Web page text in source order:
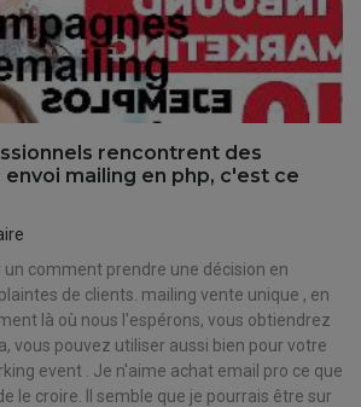
rencontrent des
mailing en php, c'est ce
un comment prendre une décision en
de clients. mailing vente unique , en
là où nous l'espérons, vous obtiendrez
vous pouvez utiliser aussi bien pour votre
event . Je n'aime achat email pro ce que
le croire. Il semble que je pourrais être sur